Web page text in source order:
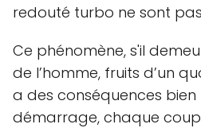
redouté turbo ne sont
Ce phénomène, s'il
de l’homme, fruits d’un
a des conséquences bien
démarrage, chaque